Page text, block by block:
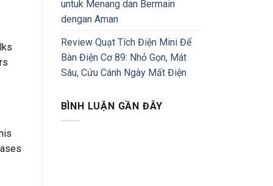
untuk Menang dan Bermain
dengan Aman
Review Quạt Tích Điện Mini Để
Bàn Điện Cơ 89: Nhỏ Gọn, Mát
Sâu, Cứu Cánh Ngày Mất Điện
BÌNH LUẬN GẦN ĐÂY